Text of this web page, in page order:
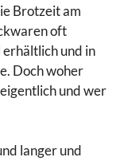
Brotzeit am
oft
erhältlich und in
Doch woher
und wer
langer und